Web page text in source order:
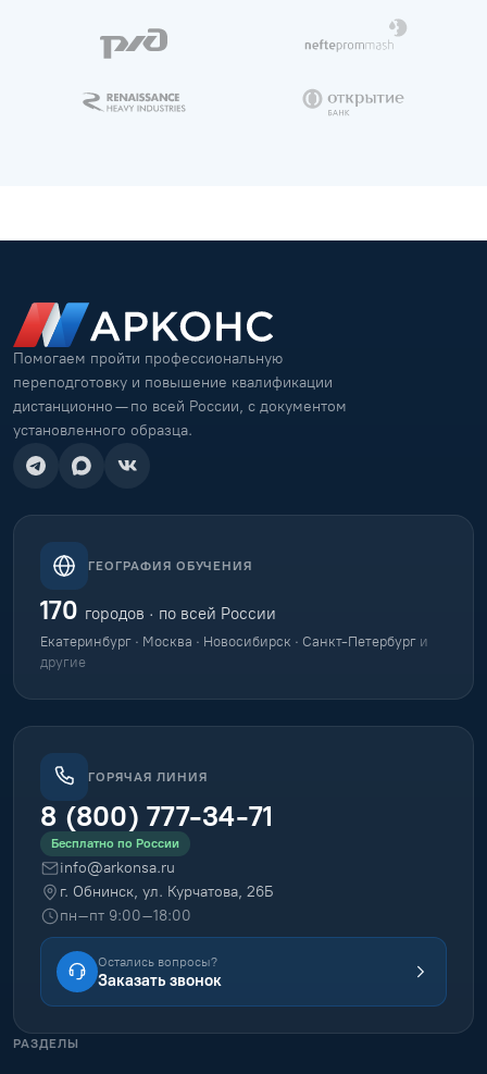
Помогаем пройти профессиональную
переподготовку и повышение квалификации
дистанционно — по всей России, с документом
установленного образца.
ГЕОГРАФИЯ ОБУЧЕНИЯ
170 городов · по всей России
Екатеринбург · Москва · Новосибирск · Санкт-Петербург и
другие
ГОРЯЧАЯ ЛИНИЯ
8 (800) 777-34-71
Бесплатно по России
info@arkonsa.ru
г. Обнинск, ул. Курчатова, 26Б
пн–пт 9:00–18:00
Остались вопросы?
Заказать звонок
РАЗДЕЛЫ